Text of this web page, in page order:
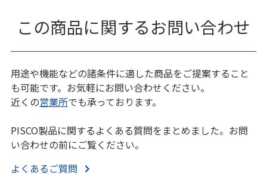
この商品に関するお問い合わせ
用途や機能などの諸条件に適した商品をご提案すること
も可能です。お気軽にお問い合わせください。
近くの営業所でも承っております。
PISCO製品に関するよくある質問をまとめました。お問
い合わせの前にご覧ください。
よくあるご質問